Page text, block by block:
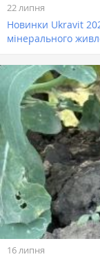
22 липня
Новинки Ukravit
мінерального
16 липня